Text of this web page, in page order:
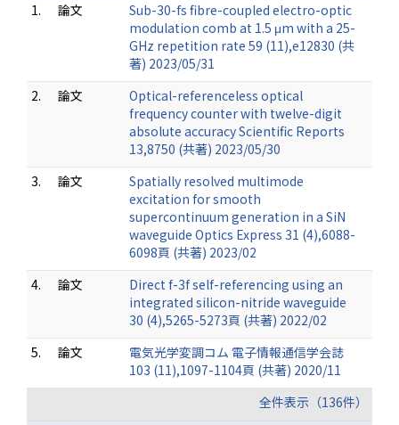
1.
論文
Sub-30-fs fibre-coupled electro-optic
modulation comb at 1.5 μm with a 25-
GHz repetition rate 59 (11),e12830 (共
著) 2023/05/31
2.
論文
Optical-referenceless optical
frequency counter with twelve-digit
absolute accuracy Scientific Reports
13,8750 (共著) 2023/05/30
3.
論文
Spatially resolved multimode
excitation for smooth
supercontinuum generation in a SiN
waveguide Optics Express 31 (4),6088-
6098頁 (共著) 2023/02
4.
論文
Direct f-3f self-referencing using an
integrated silicon-nitride waveguide
30 (4),5265-5273頁 (共著) 2022/02
5.
論文
電気光学変調コム 電子情報通信学会誌
103 (11),1097-1104頁 (共著) 2020/11
全件表示（136件）